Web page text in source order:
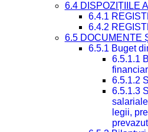
6.4 DISPOZIȚIILE
6.4.1
6.4.2
6.5 DOCUMENTE
6.5.1 Buget
6.5.1.1
6.5.1.2
6.5.1.3
legii,